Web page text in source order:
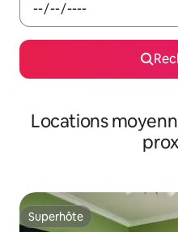
Locations
Superhôte
Superhôte